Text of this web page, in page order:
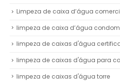
Limpeza de caixa d’água
limpeza de caixa d’água
limpeza de caixas d'água
limpeza de caixas d'água para
limpeza de caixas d'água torre